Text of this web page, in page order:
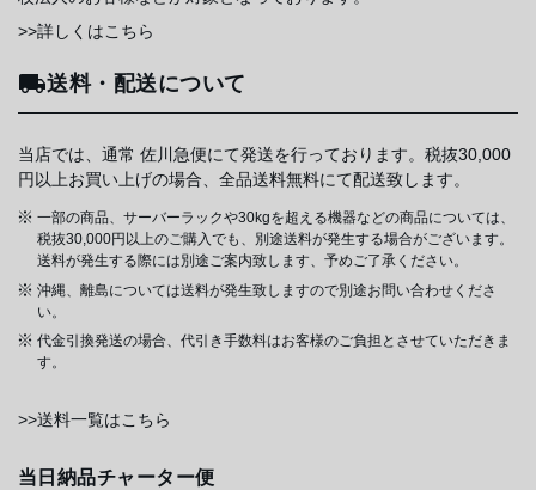
>>詳しくはこちら
送料・配送について
当店では、通常 佐川急便にて発送を行っております。税抜30,000
円以上お買い上げの場合、全品送料無料にて配送致します。
一部の商品、サーバーラックや30kgを超える機器などの商品については、
税抜30,000円以上のご購入でも、別途送料が発生する場合がございます。
送料が発生する際には別途ご案内致します、予めご了承ください。
沖縄、離島については送料が発生致しますので別途お問い合わせくださ
い。
代金引換発送の場合、代引き手数料はお客様のご負担とさせていただきま
す。
>>送料一覧はこちら
当日納品チャーター便